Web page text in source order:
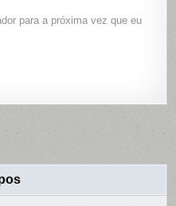
para a próxima vez que eu